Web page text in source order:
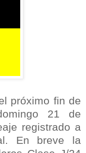
próximo fin de
21 de
registrado a
En breve la